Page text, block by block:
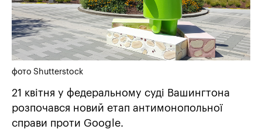
фото Shutterstock
21 квітня у федеральному суді Вашингтона
розпочався новий етап антимонопольної
справи проти Google.